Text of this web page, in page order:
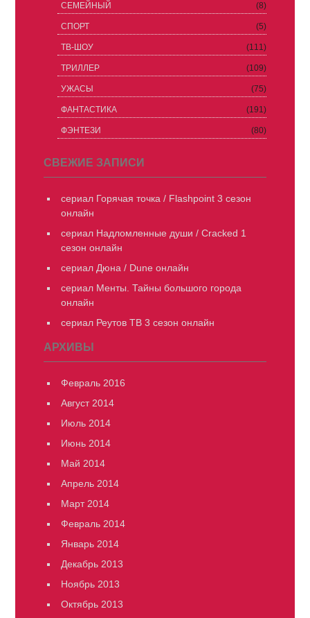
СЕМЕЙНЫЙ (8)
СПОРТ (5)
ТВ-ШОУ (111)
ТРИЛЛЕР (109)
УЖАСЫ (75)
ФАНТАСТИКА (191)
ФЭНТЕЗИ (80)
СВЕЖИЕ ЗАПИСИ
сериал Горячая точка / Flashpoint 3 сезон
онлайн
сериал Надломленные души / Cracked 1
сезон онлайн
сериал Дюна / Dune онлайн
сериал Менты. Тайны большого города
онлайн
сериал Реутов ТВ 3 сезон онлайн
АРХИВЫ
Февраль 2016
Август 2014
Июль 2014
Июнь 2014
Май 2014
Апрель 2014
Март 2014
Февраль 2014
Январь 2014
Декабрь 2013
Ноябрь 2013
Октябрь 2013